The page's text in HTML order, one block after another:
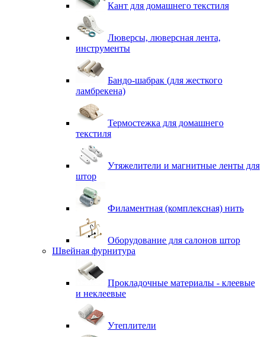
Кант для домашнего текстиля
Люверсы, люверсная лента,
инструменты
Бандо-шабрак (для жесткого
ламбрекена)
Термостежка для домашнего
текстиля
Утяжелители и магнитные ленты для
штор
Филаментная (комплексная) нить
Оборудование для салонов штор
Швейная фурнитура
Прокладочные материалы - клеевые
и неклеевые
Утеплители